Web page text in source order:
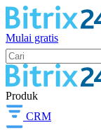
Mulai gratis
Produk
CRM